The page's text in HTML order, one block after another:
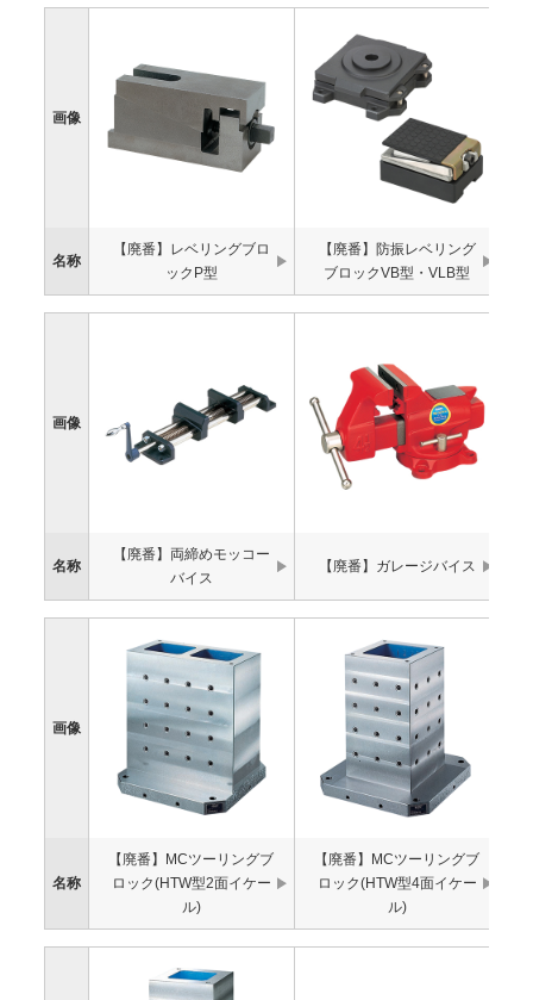
画像
名称
【廃番】レベリングブロ
ックP型
【廃番】防振レベリング
ブロックVB型・VLB型
画像
名称
【廃番】両締めモッコー
バイス
【廃番】ガレージバイス
画像
名称
【廃番】MCツーリングブ
ロック(HTW型2面イケー
ル)
【廃番】MCツーリングブ
ロック(HTW型4面イケー
ル)